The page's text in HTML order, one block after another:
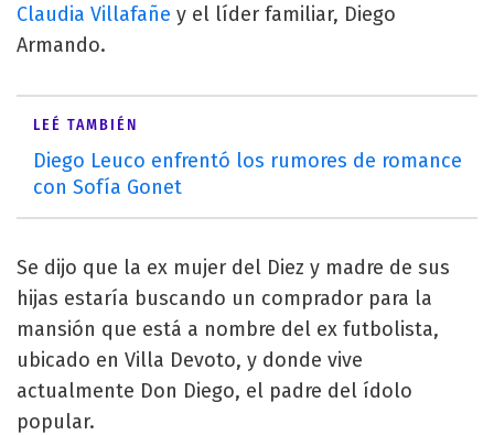
Claudia Villafañe y el líder familiar, Diego
Armando.
LEÉ TAMBIÉN
Diego Leuco enfrentó los rumores de romance
con Sofía Gonet
Se dijo que la ex mujer del Diez y madre de sus
hijas estaría buscando un comprador para la
mansión que está a nombre del ex futbolista,
ubicado en Villa Devoto, y donde vive
actualmente Don Diego, el padre del ídolo
popular.